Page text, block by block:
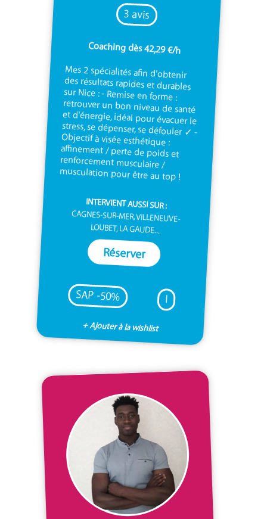
3 avis
Coaching dès 42,29 €/h
Mes 2 spécialités afin d'obtenir
des résultats rapides et durables
sur Nice : - Remise en forme :
retrouver un bon niveau de santé
et d'énergie, idéal pour évacuer le
stress, se dépenser, se défouler ✓ -
Objectif à visée esthétique :
affinement / perte de poids et
renforcement musculaire /
musculation pour être au top !
INTERVIENT AUSSI SUR :
CAGNES-SUR-MER, VILLENEUVE-
LOUBET, LA GAUDE...
Réserver
SAP -50% I
+ Ajouter à la wishlist